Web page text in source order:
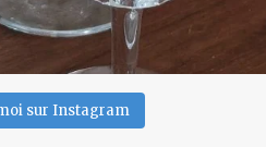
sur Instagram